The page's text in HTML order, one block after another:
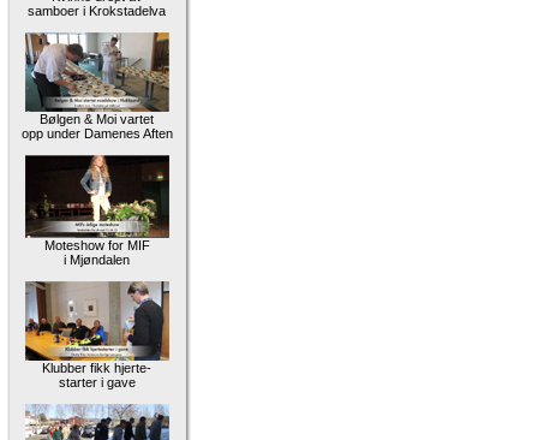
samboer i Krokstadelva
Bølgen & Moi vartet
opp under Damenes Aften
Moteshow for MIF
i Mjøndalen
Klubber fikk hjerte-
starter i gave